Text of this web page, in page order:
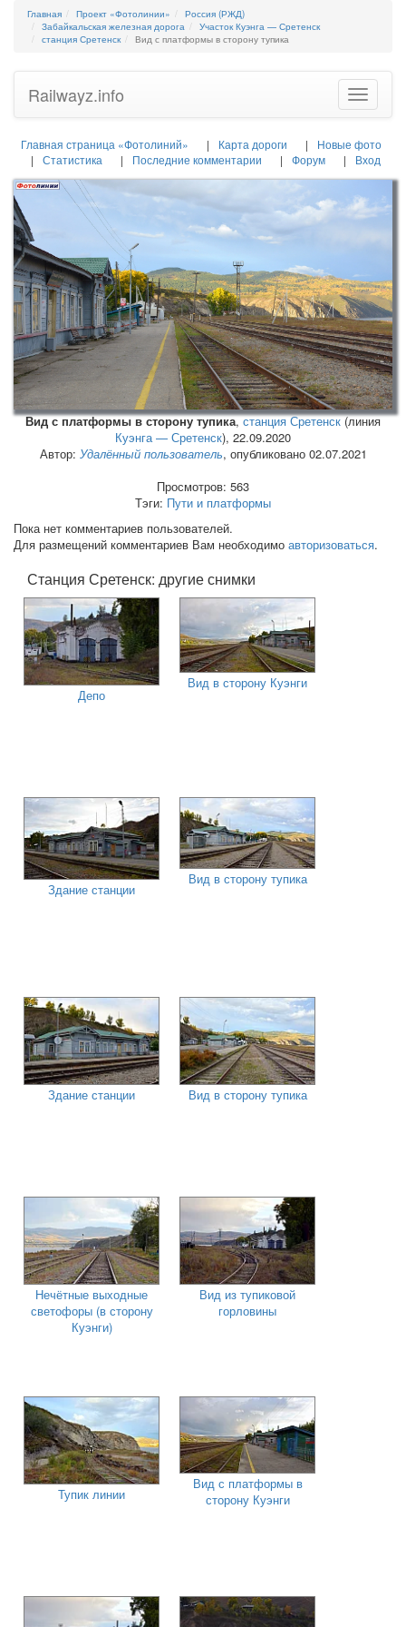
Главная Проект «Фотолинии»
Россия (РЖД)
Забайкальская железная дорога
Участок Куэнга — Сретенск
станция Сретенск
Вид с платформы в сторону тупика
Toggle
Railwayz.info
Главная страница «Фотолиний» Карта дороги
Новые фото
Статистика
Последние комментарии Форум Вход
Вид с платформы в сторону тупика,станция Сретенск (линия
Куэнга — Сретенск), 22.09.2020
Автор: Удалённый пользователь, опубликовано 02.07.2021
Просмотров: 563
Тэги: Пути и платформы
Пока нет комментариев пользователей.
Для размещений комментариев Вам необходимо авторизоваться.
Станция Сретенск: другие снимки
Депо
Вид в сторону Куэнги
Здание станции
Вид в сторону тупика
Здание станции Вид в сторону тупика
Нечётные выходные
светофоры (в сторону
Куэнги)
Вид из тупиковой
горловины
Тупик линии
Вид с платформы в
сторону Куэнги